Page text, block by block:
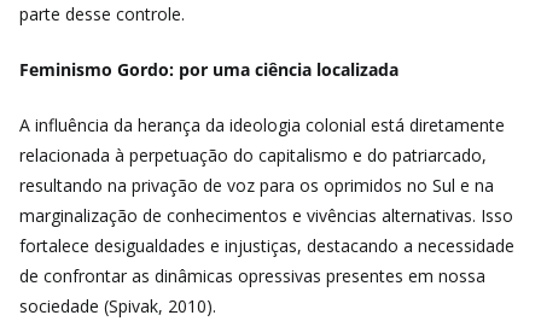
parte desse controle.
Feminismo Gordo: por uma ciência localizada
A influência da herança da ideologia colonial está diretamente
relacionada à perpetuação do capitalismo e do patriarcado,
resultando na privação de voz para os oprimidos no Sul e na
marginalização de conhecimentos e vivências alternativas. Isso
fortalece desigualdades e injustiças, destacando a necessidade
de confrontar as dinâmicas opressivas presentes em nossa
sociedade (Spivak, 2010).